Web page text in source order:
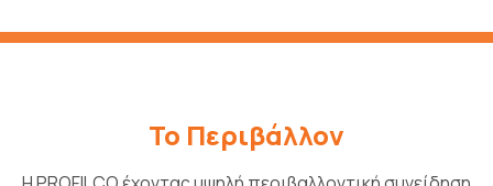
Το Περιβάλλον